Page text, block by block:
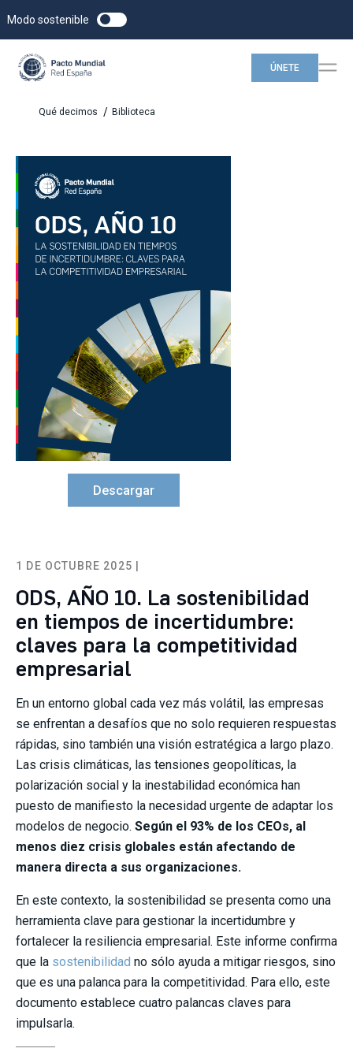
Modo sostenible
ÚNETE
Qué decimos / Biblioteca
Descargar
1 DE OCTUBRE 2025 |
ODS, AÑO 10. La sostenibilidad
en tiempos de incertidumbre:
claves para la competitividad
empresarial
En un entorno global cada vez más volátil, las empresas
se enfrentan a desafíos que no solo requieren respuestas
rápidas, sino también una visión estratégica a largo plazo.
Las crisis climáticas, las tensiones geopolíticas, la
polarización social y la inestabilidad económica han
puesto de manifiesto la necesidad urgente de adaptar los
modelos de negocio. Según el 93% de los CEOs, al
menos diez crisis globales están afectando de
manera directa a sus organizaciones.
En este contexto, la sostenibilidad se presenta como una
herramienta clave para gestionar la incertidumbre y
fortalecer la resiliencia empresarial. Este informe confirma
que la sostenibilidad no sólo ayuda a mitigar riesgos, sino
que es una palanca para la competitividad. Para ello, este
documento establece cuatro palancas claves para
impulsarla.